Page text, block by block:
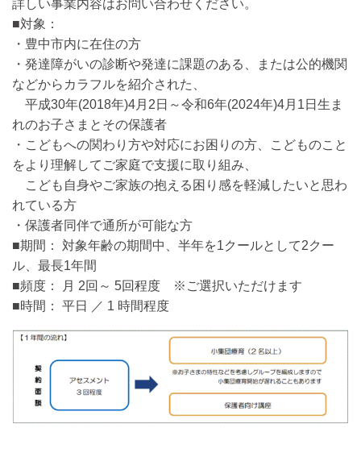
詳しい事業内容はお問い合わせください。
■対象：
・豊中市内に在住の方
・発達障がいの診断や発達に課題のある、または公的機関
などからカラフルを紹介された、
平成30年(2018年)4月2日～令和6年(2024年)4月1日生ま
れのお子さまとその保護者
・こどもへの関わり方や対応にお困りの方、こどものこと
をより理解してご家庭で支援に取り組み、
こども自身やご家族の抱える困り感を軽減したいと思わ
れている方
・保護者同伴で通所が可能な方
■期間： 対象年齢の期間中、半年を1クールとして2クー
ル、最長1年間
■頻度： 月 2回～ 5回程度 ※ご選択いただけます
■時間： 平日 ／ 1 時間程度